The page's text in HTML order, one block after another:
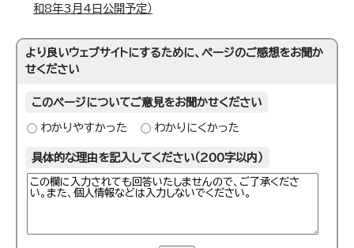
和8年3月4日公開予定）
より良いウェブサイトにするために、ページのご感想をお聞か
せください
このページについてご意見をお聞かせください
わかりやすかった わかりにくかった
具体的な理由を記入してください（200字以内）